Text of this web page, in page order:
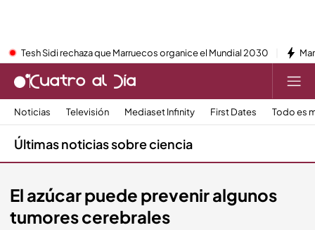
Tesh Sidi rechaza que Marruecos organice el Mundial 2030
Noticias Televisión Mediaset Infinity First Dates Todo es
Últimas noticias sobre ciencia
El azúcar puede prevenir algunos
tumores cerebrales